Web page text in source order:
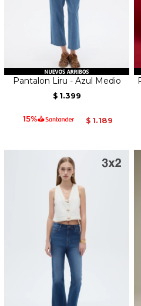
Pantalon Liru - Azul Medio
$ 1.399
$ 1.189